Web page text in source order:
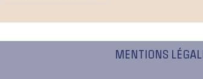
MENTIONS